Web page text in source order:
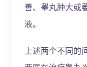
善、睾丸肿大或
液。
上述两个不同的